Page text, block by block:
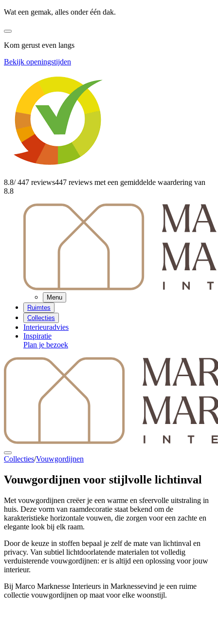
Wat een gemak, alles onder één dak.
Kom gerust even langs
Bekijk openingstijden
8.8/ 447 reviews447 reviews met een gemiddelde waardering van
8.8
Menu
Ruimtes
Collecties
Interieuradvies
Inspiratie
Plan je bezoek
Collecties/Vouwgordijnen
Vouwgordijnen voor stijlvolle lichtinval
Met vouwgordijnen creëer je een warme en sfeervolle uitstraling in
huis. Deze vorm van raamdecoratie staat bekend om de
karakteristieke horizontale vouwen, die zorgen voor een zachte en
elegante look bij elk raam.
Door de keuze in stoffen bepaal je zelf de mate van lichtinval en
privacy. Van subtiel lichtdoorlatende materialen tot volledig
verduisterende vouwgordijnen: er is altijd een oplossing voor jouw
interieur.
Bij Marco Marknesse Interieurs in Marknessevind je een ruime
collectie vouwgordijnen op maat voor elke woonstijl.